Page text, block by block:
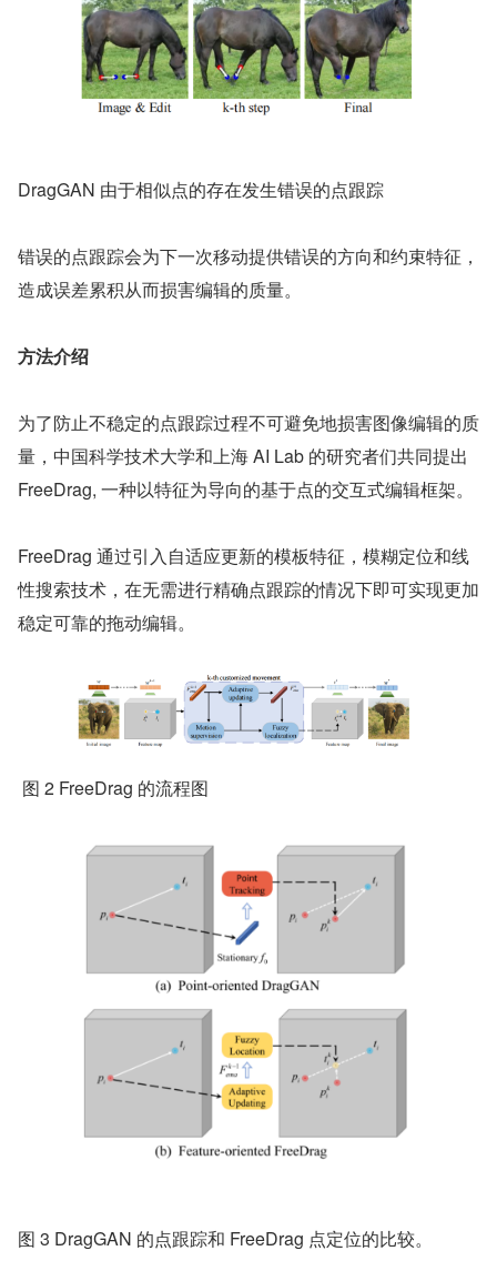
DragGAN 由于相似点的存在发生错误的点跟踪
错误的点跟踪会为下一次移动提供错误的方向和约束特征，
造成误差累积从而损害编辑的质量。
方法介绍
为了防止不稳定的点跟踪过程不可避免地损害图像编辑的质
量，中国科学技术大学和上海 AI Lab 的研究者们共同提出
FreeDrag, 一种以特征为导向的基于点的交互式编辑框架。
FreeDrag 通过引入自适应更新的模板特征，模糊定位和线
性搜索技术，在无需进行精确点跟踪的情况下即可实现更加
稳定可靠的拖动编辑。
图 2 FreeDrag 的流程图
图 3 DragGAN 的点跟踪和 FreeDrag 点定位的比较。